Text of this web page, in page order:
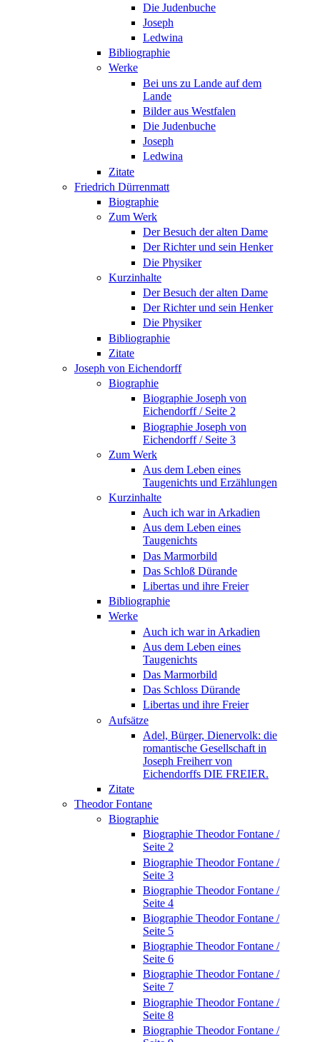
Die Judenbuche
Joseph
Ledwina
Bibliographie
Werke
Bei uns zu Lande auf dem
Lande
Bilder aus Westfalen
Die Judenbuche
Joseph
Ledwina
Zitate
Friedrich Dürrenmatt
Biographie
Zum Werk
Der Besuch der alten Dame
Der Richter und sein Henker
Die Physiker
Kurzinhalte
Der Besuch der alten Dame
Der Richter und sein Henker
Die Physiker
Bibliographie
Zitate
Joseph von Eichendorff
Biographie
Biographie Joseph von
Eichendorff / Seite 2
Biographie Joseph von
Eichendorff / Seite 3
Zum Werk
Aus dem Leben eines
Taugenichts und Erzählungen
Kurzinhalte
Auch ich war in Arkadien
Aus dem Leben eines
Taugenichts
Das Marmorbild
Das Schloß Dürande
Libertas und ihre Freier
Bibliographie
Werke
Auch ich war in Arkadien
Aus dem Leben eines
Taugenichts
Das Marmorbild
Das Schloss Dürande
Libertas und ihre Freier
Aufsätze
Adel, Bürger, Dienervolk: die
romantische Gesellschaft in
Joseph Freiherr von
Eichendorffs DIE FREIER.
Zitate
Theodor Fontane
Biographie
Biographie Theodor Fontane /
Seite 2
Biographie Theodor Fontane /
Seite 3
Biographie Theodor Fontane /
Seite 4
Biographie Theodor Fontane /
Seite 5
Biographie Theodor Fontane /
Seite 6
Biographie Theodor Fontane /
Seite 7
Biographie Theodor Fontane /
Seite 8
Biographie Theodor Fontane /